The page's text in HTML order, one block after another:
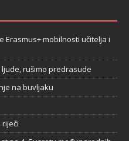
Erasmus+ mobilnosti učitelja i
rušimo predrasude
na buvljaku